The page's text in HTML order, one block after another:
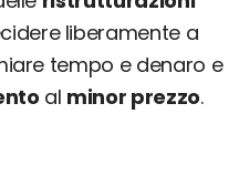
liberamente a
tempo e denaro e
al minor prezzo.